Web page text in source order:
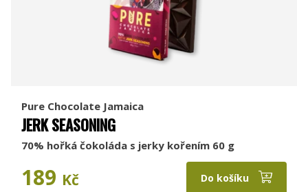
Pure Chocolate Jamaica
JERK SEASONING
70% hořká čokoláda s jerky kořením 60 g
189 Kč Do košíku